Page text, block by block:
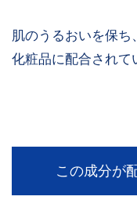
肌のうるおいを保ち
化粧品に配合されて
この成分が